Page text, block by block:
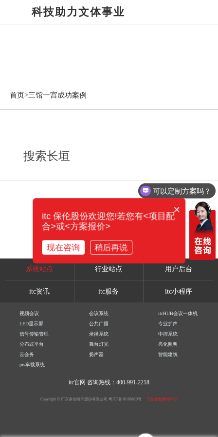
科技助力文体事业
首页>三馆一宫成功案例
搜索长垣
系统站点 行业站点 用户后台
itc资讯 itc服务 itc小程序
视频会议 会议系统
itcHUB会议一体机
LED显示屏
公共广播
专业扩声
信号传输管理
录播系统
中控系统
分布式平台
舞台灯光
亮化照明
云会务
扬声器
智能建筑
pis车载系统
itc官网 咨询热线：400-991-2218
Copyright © 广东保伦电子股份有限公司 粤ICP备16106620号 产品参数解释声明
可以定制方案吗？
×
itc 保伦股份欢迎您!若您有<项目配
合>或<方案报价>
现在咨询 稍后再说